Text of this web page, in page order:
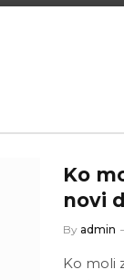
Ko
novi
By admin
Ko moli